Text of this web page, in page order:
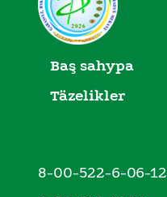
Baş sahypa
Täzelikler
8-00-522-6-06-12